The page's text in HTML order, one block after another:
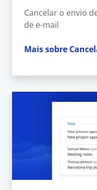
Cancelar o envio
de e-mail
Mais sobre